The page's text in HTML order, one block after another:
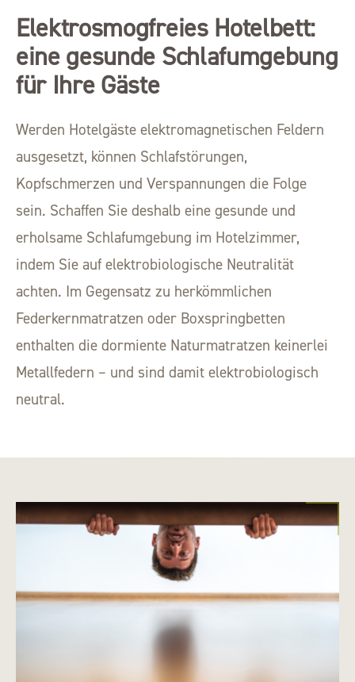
Elektrosmogfreies Hotelbett:
eine gesunde Schlafumgebung
für Ihre Gäste
Werden Hotelgäste elektromagnetischen Feldern
ausgesetzt, können Schlafstörungen,
Kopfschmerzen und Verspannungen die Folge
sein. Schaffen Sie deshalb eine gesunde und
erholsame Schlafumgebung im Hotelzimmer,
indem Sie auf elektrobiologische Neutralität
achten. Im Gegensatz zu herkömmlichen
Federkernmatratzen oder Boxspringbetten
enthalten die dormiente Naturmatratzen keinerlei
Metallfedern – und sind damit elektrobiologisch
neutral.